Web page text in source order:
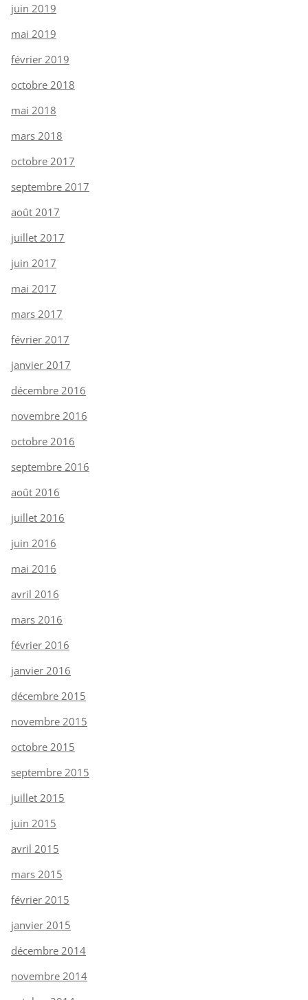
juin 2019
mai 2019
février 2019
octobre 2018
mai 2018
mars 2018
octobre 2017
septembre 2017
août 2017
juillet 2017
juin 2017
mai 2017
mars 2017
février 2017
janvier 2017
décembre 2016
novembre 2016
octobre 2016
septembre 2016
août 2016
juillet 2016
juin 2016
mai 2016
avril 2016
mars 2016
février 2016
janvier 2016
décembre 2015
novembre 2015
octobre 2015
septembre 2015
juillet 2015
juin 2015
avril 2015
mars 2015
février 2015
janvier 2015
décembre 2014
novembre 2014